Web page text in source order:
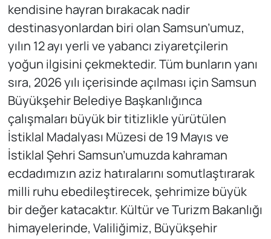
kendisine hayran bırakacak nadir
destinasyonlardan biri olan Samsun’umuz,
yılın 12 ayı yerli ve yabancı ziyaretçilerin
yoğun ilgisini çekmektedir. Tüm bunların yanı
sıra, 2026 yılı içerisinde açılması için Samsun
Büyükşehir Belediye Başkanlığınca
çalışmaları büyük bir titizlikle yürütülen
İstiklal Madalyası Müzesi de 19 Mayıs ve
İstiklal Şehri Samsun’umuzda kahraman
ecdadımızın aziz hatıralarını somutlaştırarak
milli ruhu ebedileştirecek, şehrimize büyük
bir değer katacaktır. Kültür ve Turizm Bakanlığı
himayelerinde, Valiliğimiz, Büyükşehir